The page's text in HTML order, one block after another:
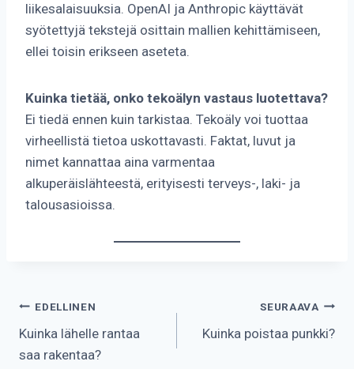
liikesalaisuuksia. OpenAI ja Anthropic käyttävät
syötettyjä tekstejä osittain mallien kehittämiseen,
ellei toisin erikseen aseteta.
Kuinka tietää, onko tekoälyn vastaus luotettava?
Ei tiedä ennen kuin tarkistaa. Tekoäly voi tuottaa
virheellistä tietoa uskottavasti. Faktat, luvut ja
nimet kannattaa aina varmentaa
alkuperäislähteestä, erityisesti terveys-, laki- ja
talousasioissa.
Artikkelien
selaus
EDELLINEN
Kuinka lähelle rantaa
saa rakentaa?
SEURAAVA
Kuinka poistaa punkki?